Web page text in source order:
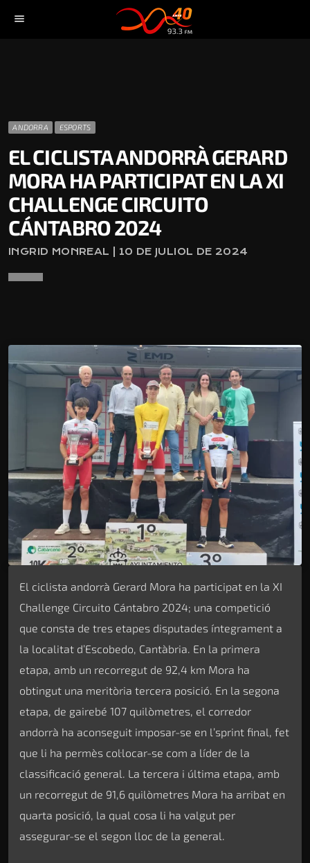
menu
ANDORRA ESPORTS
EL CICLISTA ANDORRÀ GERARD
MORA HA PARTICIPAT EN LA XI
CHALLENGE CIRCUITO
CÁNTABRO 2024
INGRID MONREAL | 10 DE JULIOL DE 2024
El ciclista andorrà Gerard Mora ha participat en la XI
Challenge Circuito Cántabro 2024; una competició
que consta de tres etapes disputades íntegrament a
la localitat d’Escobedo, Cantàbria. En la primera
etapa, amb un recorregut de 92,4 km Mora ha
obtingut una meritòria tercera posició. En la segona
etapa, de gairebé 107 quilòmetres, el corredor
andorrà ha aconseguit imposar-se en l’sprint final, fet
que li ha permès col·locar-se com a líder de la
classificació general. La tercera i última etapa, amb
un recorregut de 91,6 quilòmetres Mora ha arribat en
quarta posició, la qual cosa li ha valgut per
assegurar-se el segon lloc de la general.